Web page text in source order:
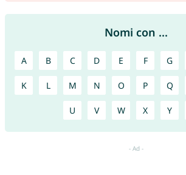
Nomi con ...
A B C D E F G
K L M N O P Q
U V W X Y